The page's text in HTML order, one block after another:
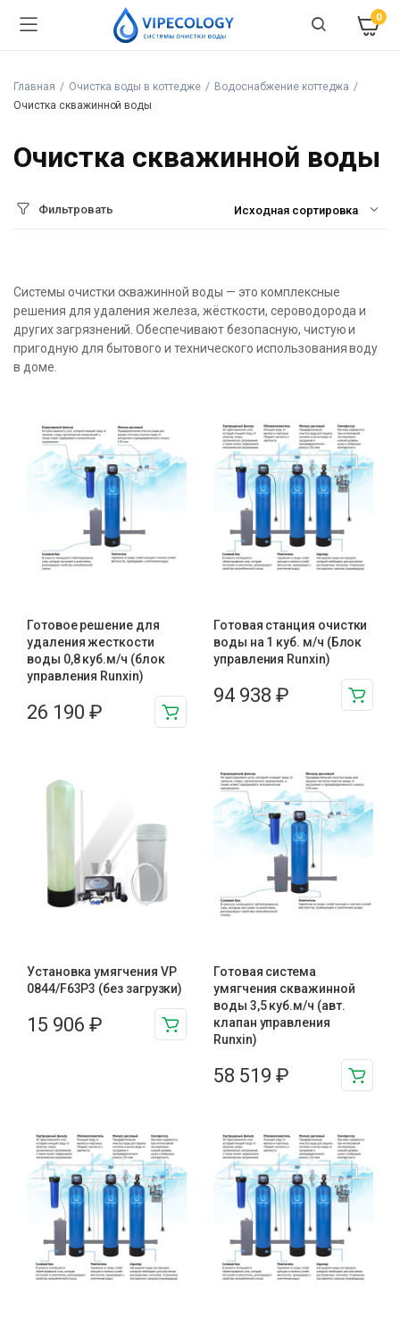
0
Главная Очистка воды в коттедже
Водоснабжение коттеджа
Очистка скважинной воды
Очистка скважинной воды
Фильтровать
Системы очистки скважинной воды — это комплексные
решения для удаления железа, жёсткости, сероводорода и
других загрязнений. Обеспечивают безопасную, чистую и
пригодную для бытового и технического использования воду
в доме.
Готовое решение для
удаления жесткости
воды 0,8 куб.м/ч (блок
управления Runxin)
26 190 ₽
Готовая станция очистки
воды на 1 куб. м/ч (Блок
управления Runxin)
94 938 ₽
Установка умягчения VP
0844/F63P3 (без загрузки)
15 906 ₽
Готовая система
умягчения скважинной
воды 3,5 куб.м/ч (авт.
клапан управления
Runxin)
58 519 ₽